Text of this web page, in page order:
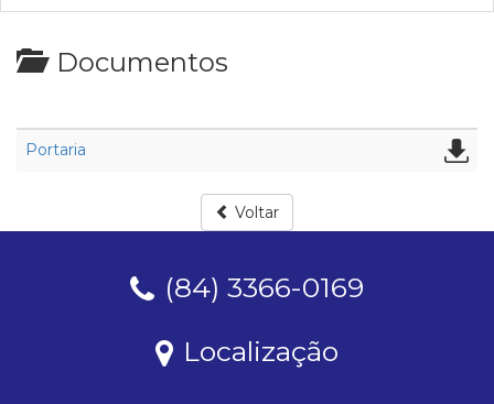
Documentos
Portaria
Voltar
(84) 3366-0169
Localização